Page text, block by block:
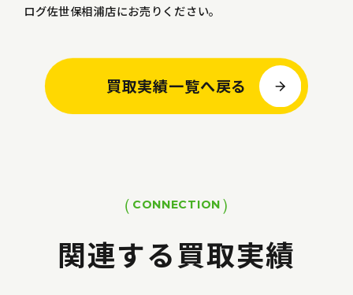
ログ佐世保相浦店にお売りください。
買取実績一覧へ戻る
CONNECTION
関連する買取実績